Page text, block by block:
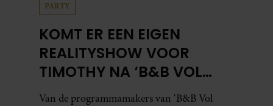
PARTY
KOMT ER EEN EIGEN
REALITYSHOW VOOR
TIMOTHY NA ‘B&B VOL
LIEFDE?’
Van de programmamakers van ‘B&B Vol